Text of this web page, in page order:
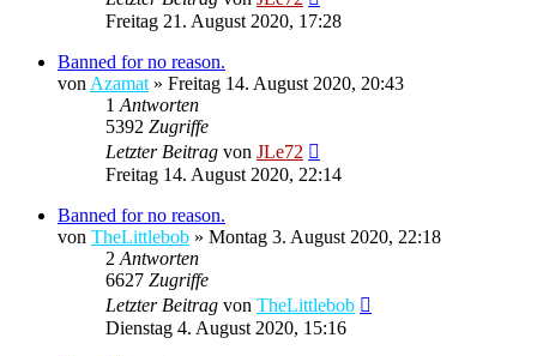
Freitag 21. August 2020, 17:28
Banned for no reason.
von Azamat » Freitag 14. August 2020, 20:43
1 Antworten
5392 Zugriffe
Letzter Beitrag von JLe72
Freitag 14. August 2020, 22:14
Banned for no reason.
von TheLittlebob » Montag 3. August 2020, 22:18
2 Antworten
6627 Zugriffe
Letzter Beitrag von TheLittlebob
Dienstag 4. August 2020, 15:16